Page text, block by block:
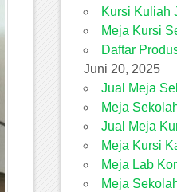
Kursi Kuliah
Meja Kursi
Daftar
Juni 20, 2025
Jual Meja
Meja
Jual Meja
Meja Kursi
Meja Lab
Meja